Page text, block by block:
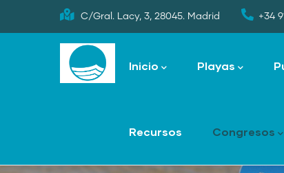
to
C/Gral. Lacy, 3, 28045. Madrid +34
navigation
Inicio Playas
Recursos Congresos